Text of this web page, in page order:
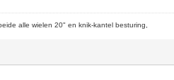
alle wielen 20" en knik-kantel besturing,